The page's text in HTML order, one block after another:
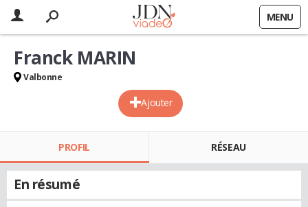
MENU
Ajouter
Franck MARIN
Valbonne
PROFIL RÉSEAU
En résumé